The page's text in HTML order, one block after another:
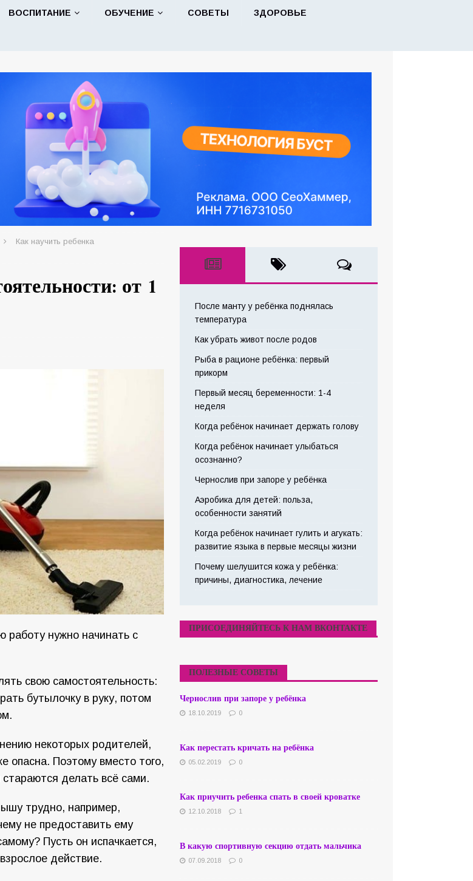
ВОСПИТАНИЕ ОБУЧЕНИЕ СОВЕТЫ ЗДОРОВЬЕ
Как научить ребенка
от 1
работу нужно начинать с
свою самостоятельность:
бутылочку в руку, потом
некоторых родителей,
опасна. Поэтому вместо того,
делать всё сами.
трудно, например,
не предоставить ему
Пусть он испачкается,
действие.
После манту у ребёнка поднялась
температура
Как убрать живот после родов
Рыба в рационе ребёнка: первый
прикорм
Первый месяц беременности: 1-4
неделя
Когда ребёнок начинает держать голову
Когда ребёнок начинает улыбаться
осознанно?
Чернослив при запоре у ребёнка
Аэробика для детей: польза,
особенности занятий
Когда ребёнок начинает гулить и агукать:
развитие языка в первые месяцы жизни
Почему шелушится кожа у ребёнка:
причины, диагностика, лечение
ПРИСОЕДИНЯЙТЕСЬ К НАМ ВКОНТАКТЕ
ПОЛЕЗНЫЕ СОВЕТЫ
Чернослив при запоре у ребёнка
18.10.2019 0
Как перестать кричать на ребёнка
05.02.2019 0
Как приучить ребенка спать в своей кроватке
12.10.2018 1
В какую спортивную секцию отдать мальчика
07.09.2018 0